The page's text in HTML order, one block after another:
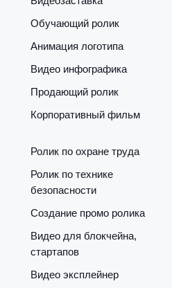
Обучающий ролик
Анимация логотипа
Видео инфографика
Продающий ролик
Корпоративный фильм
Ролик по охране труда
Ролик по технике
безопасности
Создание промо ролика
Видео для блокчейна,
стартапов
Видео эксплейнер